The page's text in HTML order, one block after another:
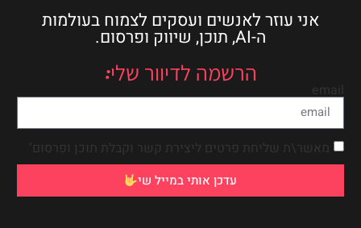
אני עוזר לאנשים ועסקים לצמוח בעולמות
ה-AI, תוכן, שיווק ופרסום.
הרשמה לדיוור שלי:
email
מאשר\ת שליחת פרטים ליצירת קשר וקבלת תוכן ופרסום"
עדכן אותי במייל שי